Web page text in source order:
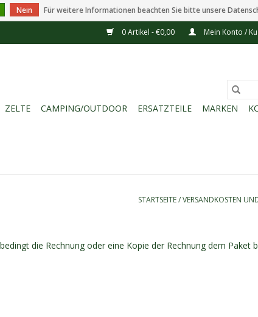
0 Artikel - €0,00 Mein Konto /
ZELTE CAMPING/OUTDOOR ERSATZTEILE MARKEN
STARTSEITE/VERSANDKOSTEN
die Rechnung oder eine Kopie der Rechnung dem Paket
Nein Für weitere Informationen beachten Sie bitte unsere